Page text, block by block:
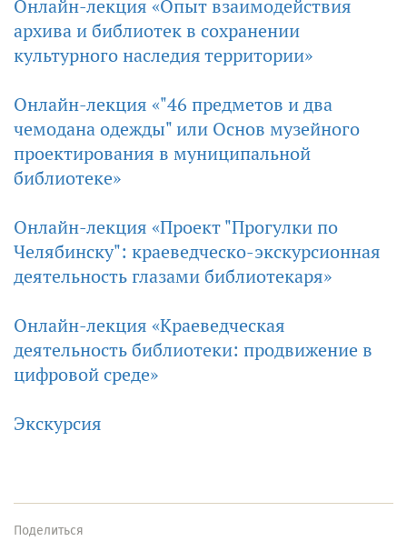
Онлайн-лекция «Опыт взаимодействия
архива и библиотек в сохранении
культурного наследия территории»
Онлайн-лекция «"46 предметов и два
чемодана одежды" или Основ музейного
проектирования в муниципальной
библиотеке»
Онлайн-лекция «Проект "Прогулки по
Челябинску": краеведческо-экскурсионная
деятельность глазами библиотекаря»
Онлайн-лекция «Краеведческая
деятельность библиотеки: продвижение в
цифровой среде»
Экскурсия
Поделиться